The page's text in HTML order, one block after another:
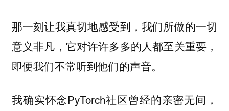
那一刻让我真切地感受到，我们所做的一切
意义非凡，它对许许多多的人都至关重要，
即便我们不常听到他们的声音。
我确实怀念PyTorch社区曾经的亲密无间，